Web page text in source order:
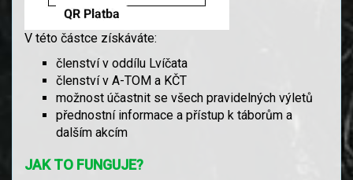
V této částce získáváte:
členství v oddílu Lvíčata
členství v A-TOM a KČT
možnost účastnit se všech pravidelných výletů
přednostní informace a přístup k táborům a
dalším akcím
JAK TO FUNGUJE?